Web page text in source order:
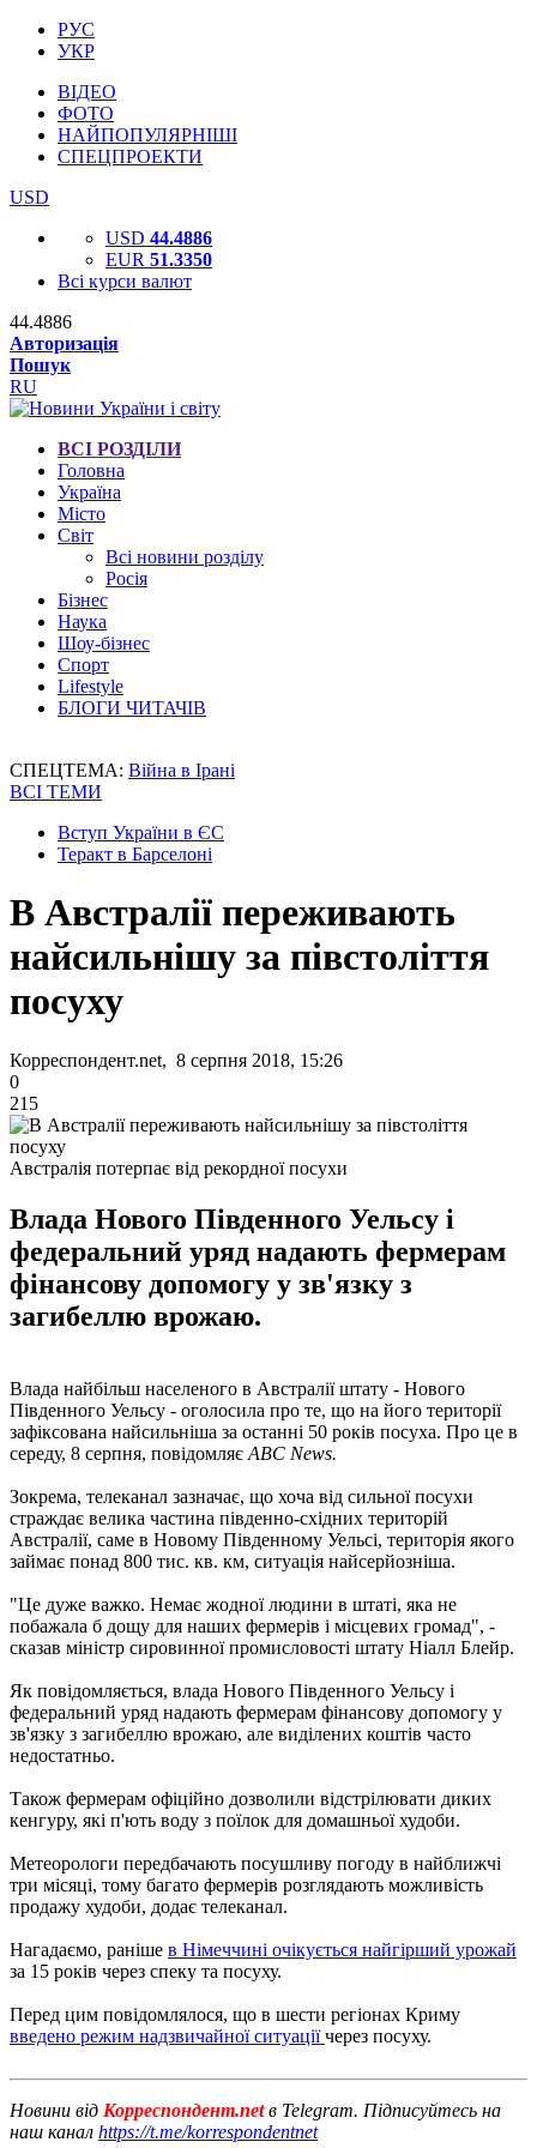
РУС
УКР
ВІДЕО
ФОТО
НАЙПОПУЛЯРНІШІ
СПЕЦПРОЕКТИ
USD
USD 44.4886
EUR 51.3350
Всі курси валют
44.4886
Авторизація
Пошук
RU
ВСІ РОЗДІЛИ
Головна
Україна
Місто
Світ
Всі новини розділу
Росія
Бізнес
Наука
Шоу-бізнес
Спорт
Lifestyle
БЛОГИ ЧИТАЧІВ
СПЕЦТЕМА: Війна в Ірані
ВСІ ТЕМИ
Вступ України в ЄС
Теракт в Барселоні
В Австралії переживають
найсильнішу за півстоліття
посуху
Корреспондент.net, 8 серпня 2018, 15:26
0
215
Австралія потерпає від рекордної посухи
Влада Нового Південного Уельсу і
федеральний уряд надають фермерам
фінансову допомогу у зв'язку з
загибеллю врожаю.
Влада найбільш населеного в Австралії штату - Нового
Південного Уельсу - оголосила про те, що на його території
зафіксована найсильніша за останні 50 років посуха. Про це в
середу, 8 серпня, повідомляє ABC News.
Зокрема, телеканал зазначає, що хоча від сильної посухи
страждає велика частина південно-східних територій
Австралії, саме в Новому Південному Уельсі, територія якого
займає понад 800 тис. кв. км, ситуація найсерйозніша.
"Це дуже важко. Немає жодної людини в штаті, яка не
побажала б дощу для наших фермерів і місцевих громад", -
сказав міністр сировинної промисловості штату Ніалл Блейр.
Як повідомляється, влада Нового Південного Уельсу і
федеральний уряд надають фермерам фінансову допомогу у
зв'язку з загибеллю врожаю, але виділених коштів часто
недостатньо.
Також фермерам офіційно дозволили відстрілювати диких
кенгуру, які п'ють воду з поїлок для домашньої худоби.
Метеорологи передбачають посушливу погоду в найближчі
три місяці, тому багато фермерів розглядають можливість
продажу худоби, додає телеканал.
Нагадаємо, раніше в Німеччині очікується найгірший урожай
за 15 років через спеку та посуху.
Перед цим повідомлялося, що в шести регіонах Криму
введено режим надзвичайної ситуаціїчерез посуху.
Новини від Корреспондент.netв Telegram. Підписуйтесь на
наш канал https://t.me/korrespondentnet